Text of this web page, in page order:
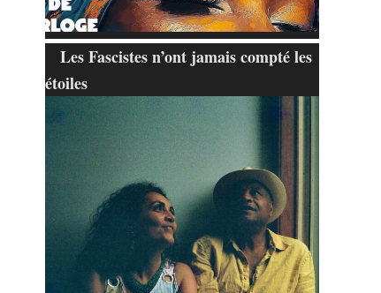
Les Fascistes n’ont jamais compté les
étoiles